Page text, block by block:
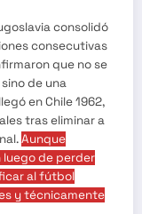
consolidó
consecutivas
que no se
de una
en Chile 1962,
tras eliminar a
Aunque
de perder
al fútbol
y técnicamente